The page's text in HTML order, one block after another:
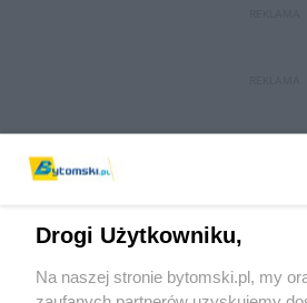
Wydawca mediów lokalnych
Drogi Użytkowniku,
Na naszej stronie bytomski.pl, my